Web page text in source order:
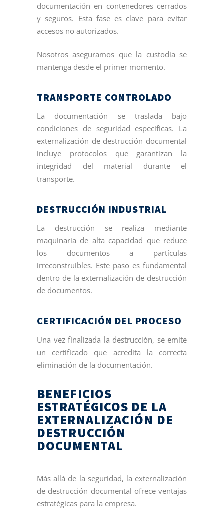
documentación en contenedores cerrados
y seguros. Esta fase es clave para evitar
accesos no autorizados.
Nosotros aseguramos que la custodia se
mantenga desde el primer momento.
TRANSPORTE CONTROLADO
La documentación se traslada bajo
condiciones de seguridad específicas. La
externalización de destrucción documental
incluye protocolos que garantizan la
integridad del material durante el
transporte.
DESTRUCCIÓN INDUSTRIAL
La destrucción se realiza mediante
maquinaria de alta capacidad que reduce
los documentos a partículas
irreconstruibles. Este paso es fundamental
dentro de la externalización de destrucción
de documentos.
CERTIFICACIÓN DEL PROCESO
Una vez finalizada la destrucción, se emite
un certificado que acredita la correcta
eliminación de la documentación.
BENEFICIOS
ESTRATÉGICOS DE LA
EXTERNALIZACIÓN DE
DESTRUCCIÓN
DOCUMENTAL
Más allá de la seguridad, la externalización
de destrucción documental ofrece ventajas
estratégicas para la empresa.